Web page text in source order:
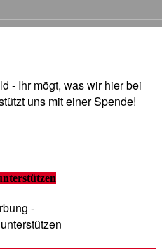
- Ihr mögt, was wir hier bei
uns mit einer Spende!
-